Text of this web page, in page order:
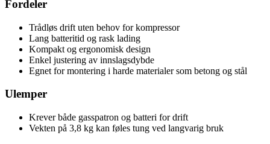
Fordeler
Trådløs drift uten behov for kompressor
Lang batteritid og rask lading
Kompakt og ergonomisk design
Enkel justering av innslagsdybde
Egnet for montering i harde materialer som betong og stål
Ulemper
Krever både gasspatron og batteri for drift
Vekten på 3,8 kg kan føles tung ved langvarig bruk